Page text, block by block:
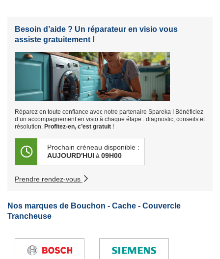
Besoin d’aide ? Un réparateur en visio vous
assiste gratuitement !
Réparez en toute confiance avec notre partenaire Spareka ! Bénéficiez
d’un accompagnement en visio à chaque étape : diagnostic, conseils et
résolution. Profitez-en, c’est gratuit !
Prochain créneau disponible :
AUJOURD'HUI à 09H00
Prendre rendez-vous
Nos marques de Bouchon - Cache - Couvercle
Trancheuse